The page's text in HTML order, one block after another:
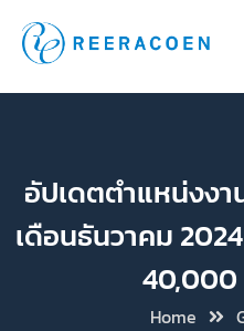
อัปเดตตำแหน่งง
เดือนธันวาคม
40,000
Home